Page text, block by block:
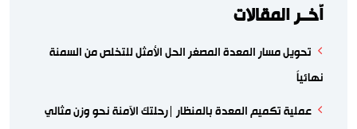
اّخــر المقالات
تحويل مسار المعدة المصغر الحل الأمثل للتخلص من السمنة
نهائياً
عملية تكميم المعدة بالمنظار |رحلتك الآمنة نحو وزن مثالي